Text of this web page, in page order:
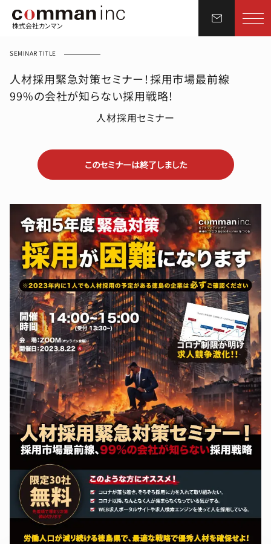
株式会社カンマン
SEMINAR TITLE
人材採用緊急対策セミナー！採用市場最前線
99%の会社が知らない採用戦略！
人材採用セミナー
このセミナーは終了しました